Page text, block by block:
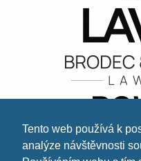
Tento web používá k
analýze návštěvnosti